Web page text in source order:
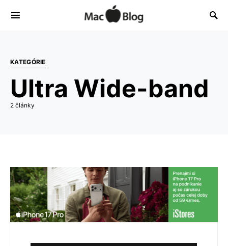
KATEGÓRIE
Ultra Wide-band
2 články